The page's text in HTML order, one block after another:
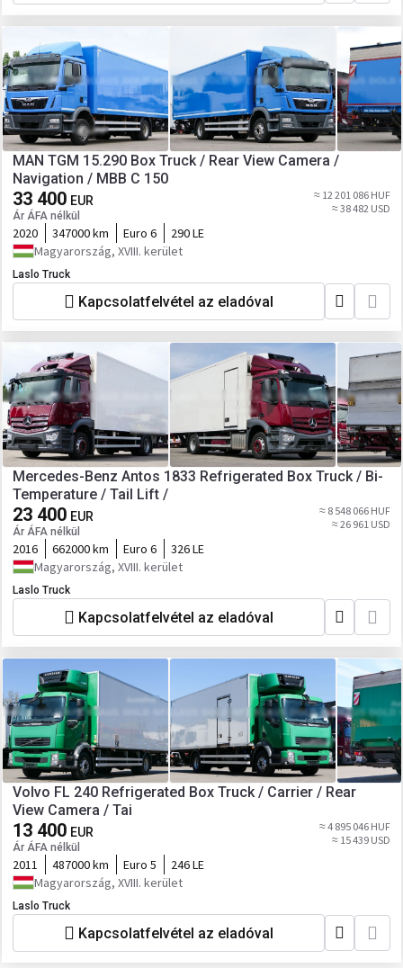
MAN TGM 15.290 Box Truck / Rear View Camera /
Navigation / MBB C 150
33 400 EUR
Ár ÁFA nélkül
≈ 12 201 086 HUF
≈ 38 482 USD
2020 347000 km Euro 6
290 LE
Magyarország, XVIII. kerület
Laslo Truck
Kapcsolatfelvétel az eladóval
Mercedes-Benz Antos 1833 Refrigerated Box Truck / Bi-
Temperature / Tail Lift /
23 400 EUR
Ár ÁFA nélkül
≈ 8 548 066 HUF
≈ 26 961 USD
2016 662000 km Euro 6
326 LE
Magyarország, XVIII. kerület
Laslo Truck
Kapcsolatfelvétel az eladóval
Volvo FL 240 Refrigerated Box Truck / Carrier / Rear
View Camera / Tai
13 400 EUR
Ár ÁFA nélkül
≈ 4 895 046 HUF
≈ 15 439 USD
2011 487000 km Euro 5
246 LE
Magyarország, XVIII. kerület
Laslo Truck
Kapcsolatfelvétel az eladóval